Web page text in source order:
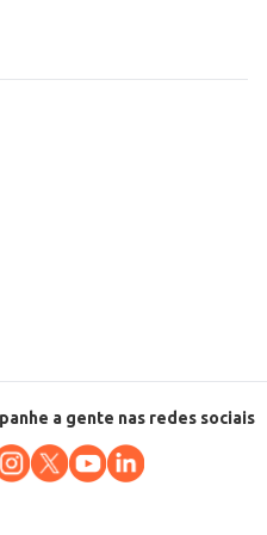
a gente nas redes sociais